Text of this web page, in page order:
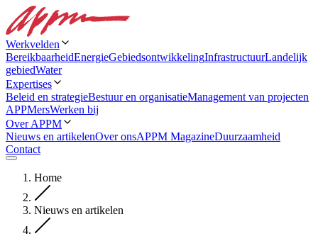
Werkvelden
BereikbaarheidEnergieGebiedsontwikkelingInfrastructuurLandelijk
gebiedWater
Expertises
Beleid en strategieBestuur en organisatieManagement van projecten
APPMersWerken bij
Over APPM
Nieuws en artikelenOver onsAPPM MagazineDuurzaamheid
Contact
Home
Nieuws en artikelen